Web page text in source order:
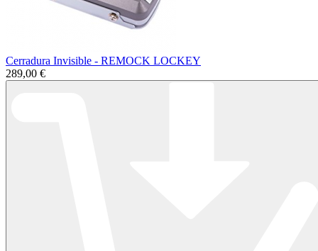
Cerradura Invisible - REMOCK LOCKEY
289,00 €